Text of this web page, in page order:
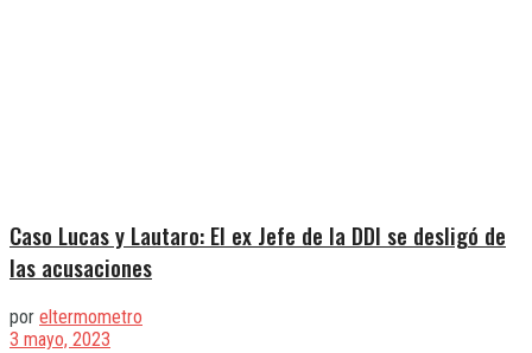
Caso Lucas y Lautaro: El ex Jefe de la DDI se desligó de
las acusaciones
por eltermometro
3 mayo, 2023